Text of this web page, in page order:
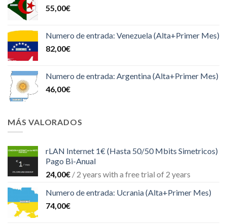
55,00€
Numero de entrada: Venezuela (Alta+Primer Mes)
82,00€
Numero de entrada: Argentina (Alta+Primer Mes)
46,00€
MÁS VALORADOS
rLAN Internet 1€ (Hasta 50/50 Mbits Simetricos)
Pago Bi-Anual
24,00€ / 2 years with a free trial of 2 years
Numero de entrada: Ucrania (Alta+Primer Mes)
74,00€